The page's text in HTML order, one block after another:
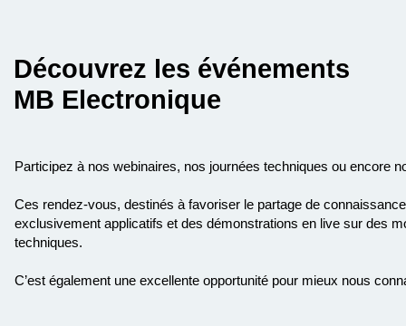
Découvrez les événements
MB Electronique
Participez à nos webinaires, nos journées techniques ou encore
Ces rendez-vous, destinés à favoriser le partage de
exclusivement applicatifs et des démonstrations en live sur des
techniques.
C’est également une excellente opportunité pour mieux nous